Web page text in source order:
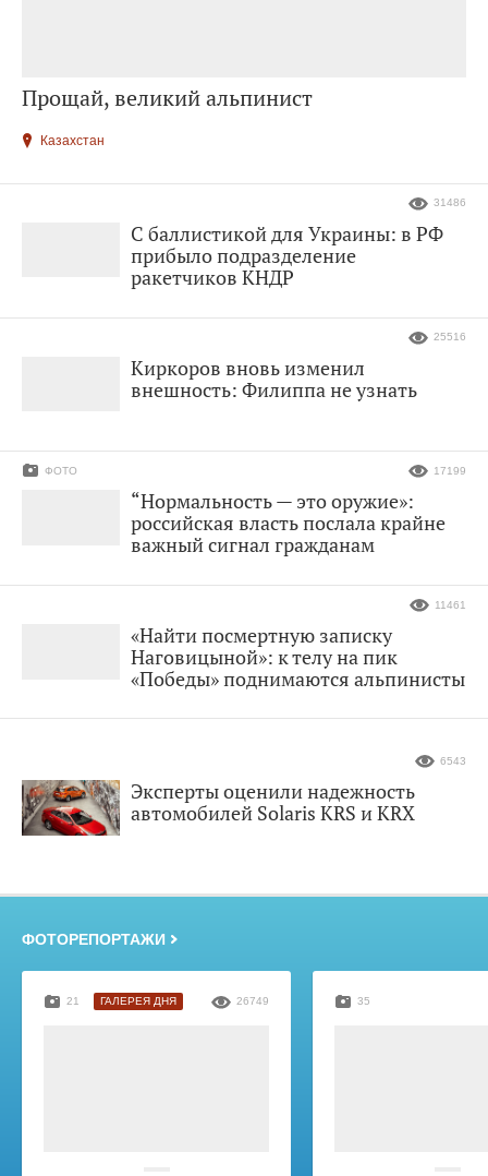
Прощай, великий альпинист
Казахстан
С баллистикой для Украины: в РФ
прибыло подразделение
ракетчиков КНДР
31486
Киркоров вновь изменил
внешность: Филиппа не узнать
25516
“Нормальность — это оружие»:
российская власть послала крайне
важный сигнал гражданам
ФОТО 17199
«Найти посмертную записку
Наговицыной»: к телу на пик
«Победы» поднимаются альпинисты
11461
Эксперты оценили надежность
автомобилей Solaris KRS и KRX
6543
ФОТОРЕПОРТАЖИ
21 ГАЛЕРЕЯ ДНЯ 26749 35